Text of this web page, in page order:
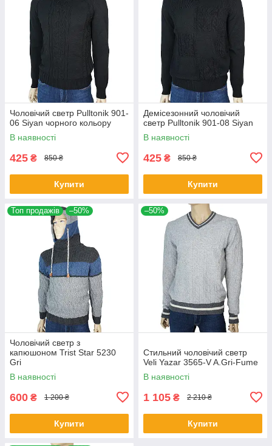
Чоловічий светр Pulltonik 901-
06 Siyan чорного кольору
В наявності
425 ₴ 850 ₴
Купити
Демісезонний чоловічий
светр Pulltonik 901-08 Siyan
В наявності
425 ₴ 850 ₴
Купити
Топ продажів –50%
Чоловічий светр з
капюшоном Trist Star 5230
Gri
В наявності
600 ₴ 1 200 ₴
Купити
–50%
Стильний чоловічий светр
Veli Yazar 3565-V A.Gri-Fume
В наявності
1 105 ₴ 2 210 ₴
Купити